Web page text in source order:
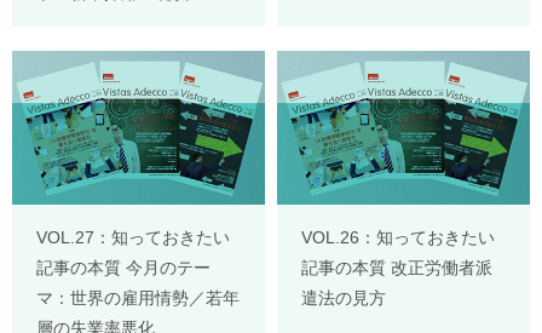
VOL.27：知っておきたい
記事の本質 今月のテー
マ：世界の雇用情勢／若年
層の失業率悪化
VOL.26：知っておきたい
記事の本質 改正労働者派
遣法の見方